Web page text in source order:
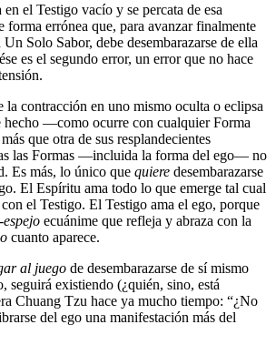
el Testigo vacío y se percata de esa
forma errónea que, para avanzar finalmente
Solo Sabor, debe desembarazarse de ella
es el segundo error, un error que no hace
la contracción en uno mismo oculta o eclipsa
hecho ―como ocurre con cualquier Forma
que otra de sus resplandecientes
las Formas ―incluida la forma del ego― no
Es más, lo único que quiere desembarazarse
El Espíritu ama todo lo que emerge tal cual
el Testigo. El Testigo ama el ego, porque
espejo ecuánime que refleja y abraza con la
cuanto aparece.
al juego de desembarazarse de sí mismo
seguirá existiendo (¿quién, sino, está
Chuang Tzu hace ya mucho tiempo:
¿No
del ego una manifestación más del